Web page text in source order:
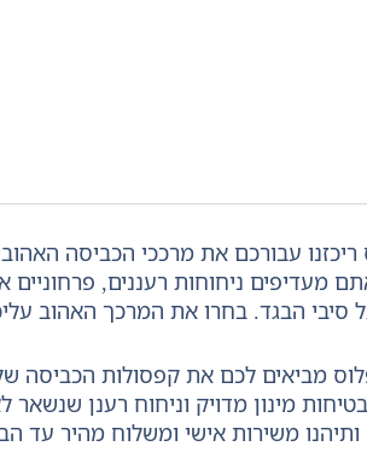
ריכזנו עבורכם את מרככי הכביסה
ניחוחות רעננים, פרחוניים
סיבי הבגד. בחרו את המרכך האהוב
מביאים לכם את קפסולות הכביסה
מינון מדויק וניחוח רענן
משירות אישי ומשלוח מהיר עד